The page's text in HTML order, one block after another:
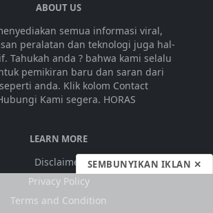
ABOUT US
semua informasi viral,
peralatan dan teknologi juga hal-
Tahukah anda ? bahwa kami selalu
pemikiran baru dan saran dari
anda. Klik kolom Contact
Kami segera. HORAS
LEARN MORE
Disclaimer
Privacy Policy
Terms and Condition
SEMBUNYIKAN IKLAN ✕